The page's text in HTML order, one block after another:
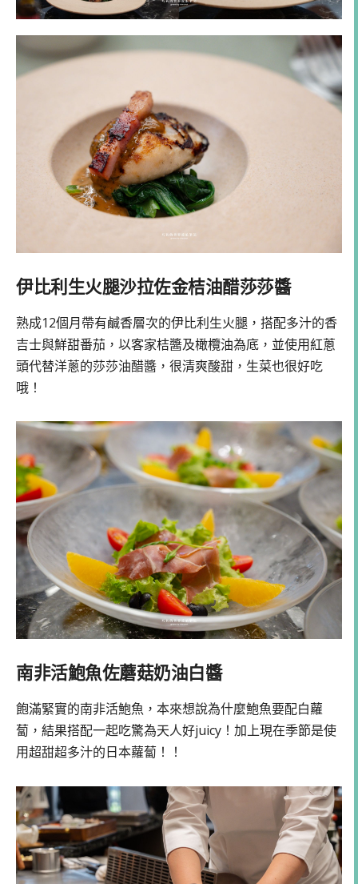
伊比利生火腿沙拉佐金桔油醋莎莎醬
熟成12個月帶有鹹香層次的伊比利生火腿，搭配多汁的香
吉士與鮮甜番茄，以客家桔醬及橄欖油為底，並使用紅蔥
頭代替洋蔥的莎莎油醋醬，很清爽酸甜，生菜也很好吃
哦！
南非活鮑魚佐蘑菇奶油白醬
飽滿緊實的南非活鮑魚，本來想說為什麼鮑魚要配白蘿
蔔，結果搭配一起吃驚為天人好juicy！加上現在季節是使
用超甜超多汁的日本蘿蔔！！